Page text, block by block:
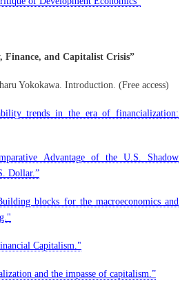
Finance, and Capitalist Crisis”
Yokokawa. Introduction. (Free access)
trends in the era of financialization:
Advantage of the U.S. Shadow
Dollar.”
blocks for the macroeconomics and
Capitalism."
and the impasse of capitalism.”